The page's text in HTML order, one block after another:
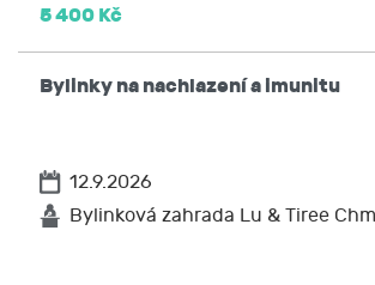
požadovat po JCMM
vyžádat si u JCMM přístup k
požadovat po JCMM výmaz
údajů
5 400 Kč
Bylinky na nachlazení a imunitu
12.9.2026
Bylinková zahrada Lu & Tiree